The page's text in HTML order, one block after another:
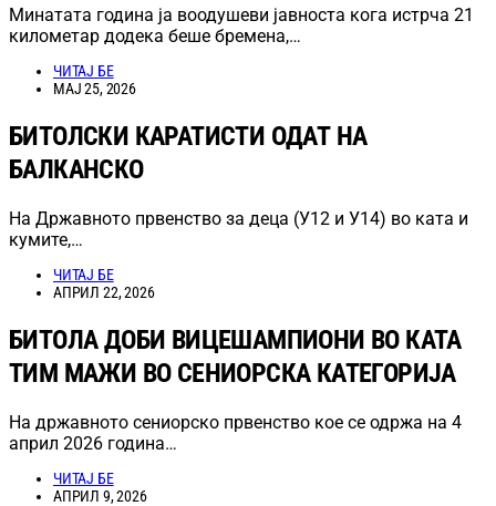
Минатата година ја воодушеви јавноста кога истрча 21
километар додека беше бремена,…
ЧИТАЈ БЕ
МАЈ 25, 2026
БИТОЛСКИ КАРАТИСТИ ОДАТ НА
БАЛКАНСКО
На Државното првенство за деца (У12 и У14) во ката и
кумите,…
ЧИТАЈ БЕ
АПРИЛ 22, 2026
БИТОЛА ДОБИ ВИЦЕШАМПИОНИ ВО КАТА
ТИМ МАЖИ ВО СЕНИОРСКА КАТЕГОРИЈА
На државното сениорско првенство кое се одржа на 4
април 2026 година…
ЧИТАЈ БЕ
АПРИЛ 9, 2026